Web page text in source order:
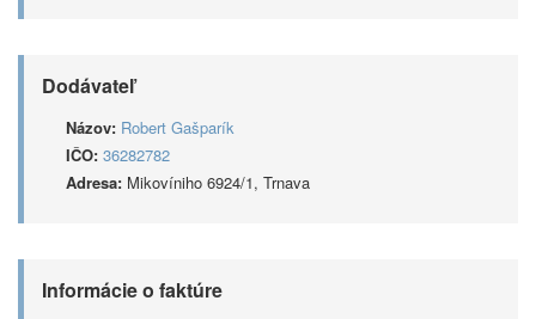
Dodávateľ
Názov: Robert Gašparík
IČO: 36282782
Adresa: Mikovíniho 6924/1, Trnava
Informácie o faktúre